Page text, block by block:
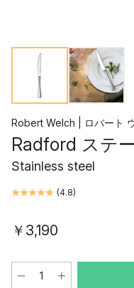
Robert Welch | ロバート
Radford ステ
Stainless steel
(4.8)
￥3,190